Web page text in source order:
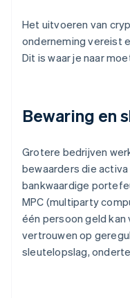
Het uitvoeren van
onderneming vereist
Dit is waar je naar
Bewaring en
Grotere bedrijven
bewaarders die
bankwaardige
MPC (multiparty
één persoon geld
vertrouwen op
sleutelopslag,